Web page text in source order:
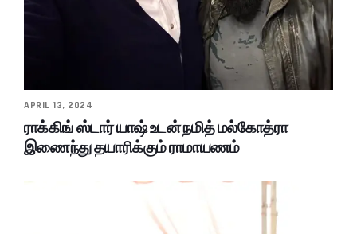
APRIL 13, 2024
ராக்கிங் ஸ்டார் யாஷ் உடன் நமித் மல்கோத்ரா
இணைந்து தயாரிக்கும் ராமாயணம்